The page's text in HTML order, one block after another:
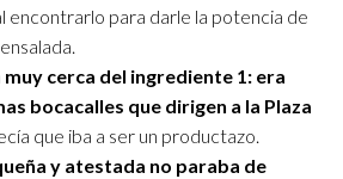
encontrarlo para darle la potencia de
cerca del ingrediente 1: era
bocacalles que dirigen a la Plaza
que iba a ser un productazo.
y atestada no paraba de